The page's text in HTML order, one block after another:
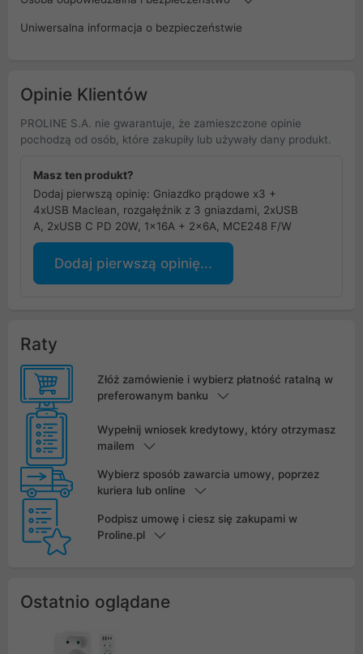
Uniwersalna informacja o bezpieczeństwie
Opinie Klientów
PROLINE S.A. nie gwarantuje, że zamieszczone opinie
pochodzą od osób, które zakupiły lub używały dany produkt.
Masz ten produkt?
Dodaj pierwszą opinię: Gniazdko prądowe x3 +
4xUSB Maclean, rozgałęźnik z 3 gniazdami, 2xUSB
A, 2xUSB C PD 20W, 1x16A + 2x6A, MCE248 F/W
Dodaj pierwszą opinię...
Raty
Złóż zamówienie i wybierz płatność ratalną w
preferowanym banku
Wypełnij wniosek kredytowy, który otrzymasz
mailem
Wybierz sposób zawarcia umowy, poprzez
kuriera lub online
Podpisz umowę i ciesz się zakupami w
Proline.pl
Ostatnio oglądane